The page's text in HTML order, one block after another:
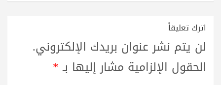
اترك تعليقاً
لن يتم نشر عنوان بريدك الإلكتروني.
الحقول الإلزامية مشار إليها بـ*